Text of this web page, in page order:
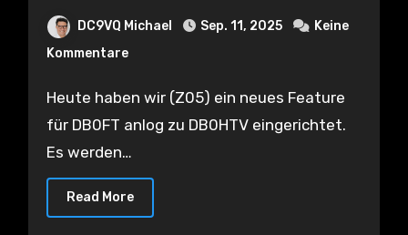
DC9VQ Michael Sep. 11, 2025
Keine
Kommentare
Heute haben wir (Z05) ein neues Feature
für DB0FT anlog zu DB0HTV eingerichtet.
Es werden…
Read More